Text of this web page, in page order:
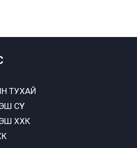
ТУХАЙ
СҮҮ
ХХК